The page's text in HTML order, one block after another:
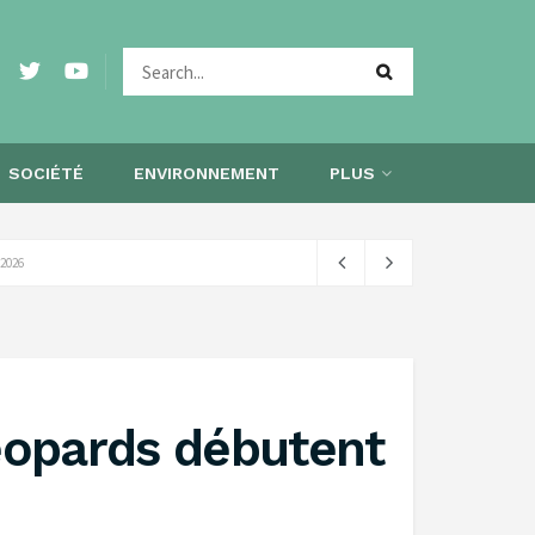
SOCIÉTÉ ENVIRONNEMENT PLUS
débutent